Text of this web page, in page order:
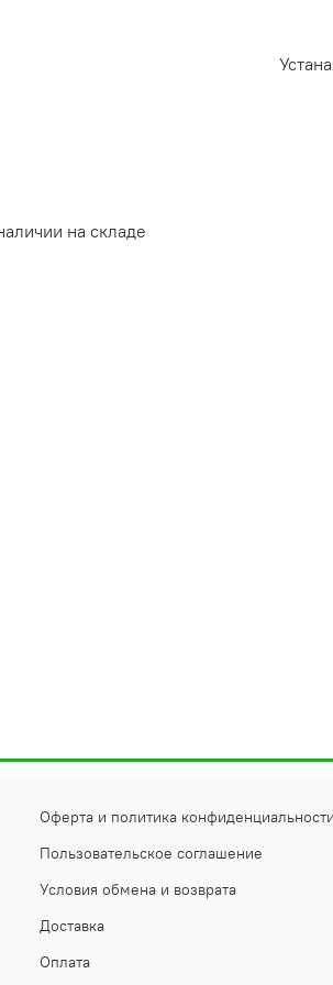
на складе
Оферта и политика конфиденциальности
Пользовательское соглашение
Условия обмена и возврата
Доставка
Оплата